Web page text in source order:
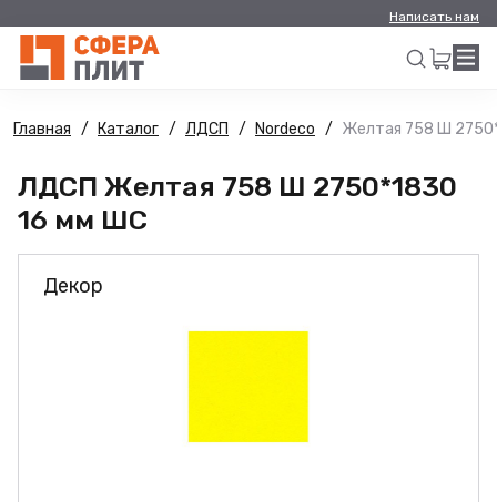
Написать нам
Искать
Главная Каталог ЛДСП Nordeco Желтая 758 Ш
ЛДСП Желтая 758 Ш 2750*1830
16 мм ШС
Декор